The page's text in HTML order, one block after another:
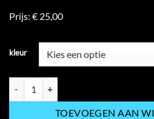
Prijs: € 25,00
kleur
TOEVOEGEN AAN